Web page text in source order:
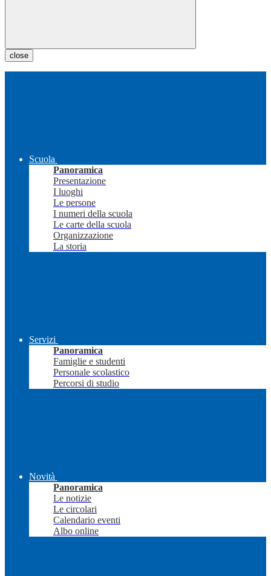
close
Scuola
Panoramica
Presentazione
I luoghi
Le persone
I numeri della scuola
Le carte della scuola
Organizzazione
La storia
Servizi
Panoramica
Famiglie e studenti
Personale scolastico
Percorsi di studio
Novità
Panoramica
Le notizie
Le circolari
Calendario eventi
Albo online